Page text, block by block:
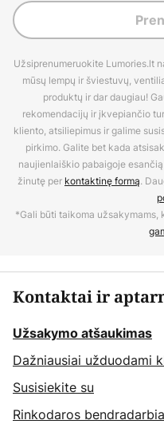
Užsiprenumeruokite Lumories.lt
mūsų lempų ir šviestuvų,
produktų ir dar daugiau!
rekomendacijų ir įkvepiančio
kliento, atsiliepimus ir galime
pirkimo. Galite bet kada
naujienlaiškio pabaigoje
žinutę per kontaktinę formą.
*Gali būti taikoma užsakymams,
Kontaktai ir
Užsakymo atšaukimas
Dažniausiai užduodami
Susisiekite su
Rinkodaros